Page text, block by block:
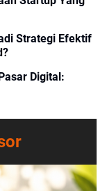
Strategi Efektif
Digital: